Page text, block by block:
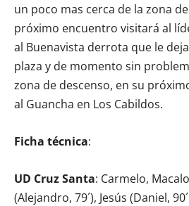
un poco mas cerca de la zona
próximo encuentro visitará al
al Buenavista derrota que le
plaza y de momento sin
zona de descenso, en su
al Guancha en Los Cabildos.
Ficha técnica:
UD Cruz Santa: Carmelo,
(Alejandro, 79´), Jesús (Daniel,